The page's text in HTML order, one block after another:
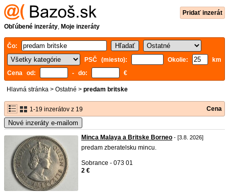
Pridať inzerát
Obľúbené inzeráty, Moje inzeráty
Čo:
PSČ (miesto):
Okolie:
km
Cena od:
- do: €
Hlavná stránka > Ostatné > predam britske
1-19 inzerátov z 19 Cena
Nové inzeráty e-mailom
Minca Malaya a Britske Borneo - [3.8. 2026]
predam zberatelsku mincu.
Sobrance - 073 01
2 €